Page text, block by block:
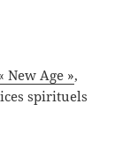
New Age »,
spirituels